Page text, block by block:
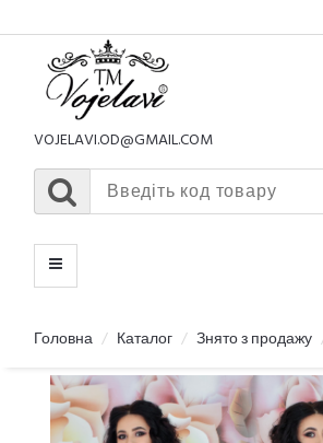
VOJELAVI.OD@GMAIL.COM
МЕНЮ
Головна Каталог Знято з продажу